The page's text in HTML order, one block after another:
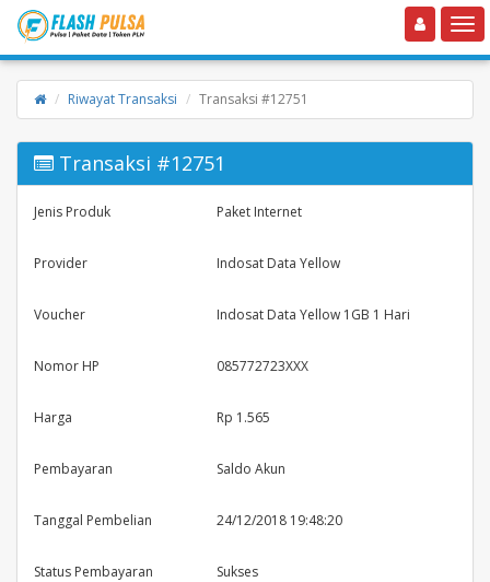
Toggle navigation
Riwayat Transaksi Transaksi #12751
Transaksi #12751
Jenis Produk Paket Internet
Provider Indosat Data Yellow
Voucher Indosat Data Yellow 1GB 1 Hari
Nomor HP 085772723XXX
Harga Rp 1.565
Pembayaran Saldo Akun
Tanggal Pembelian 24/12/2018 19:48:20
Status Pembayaran Sukses